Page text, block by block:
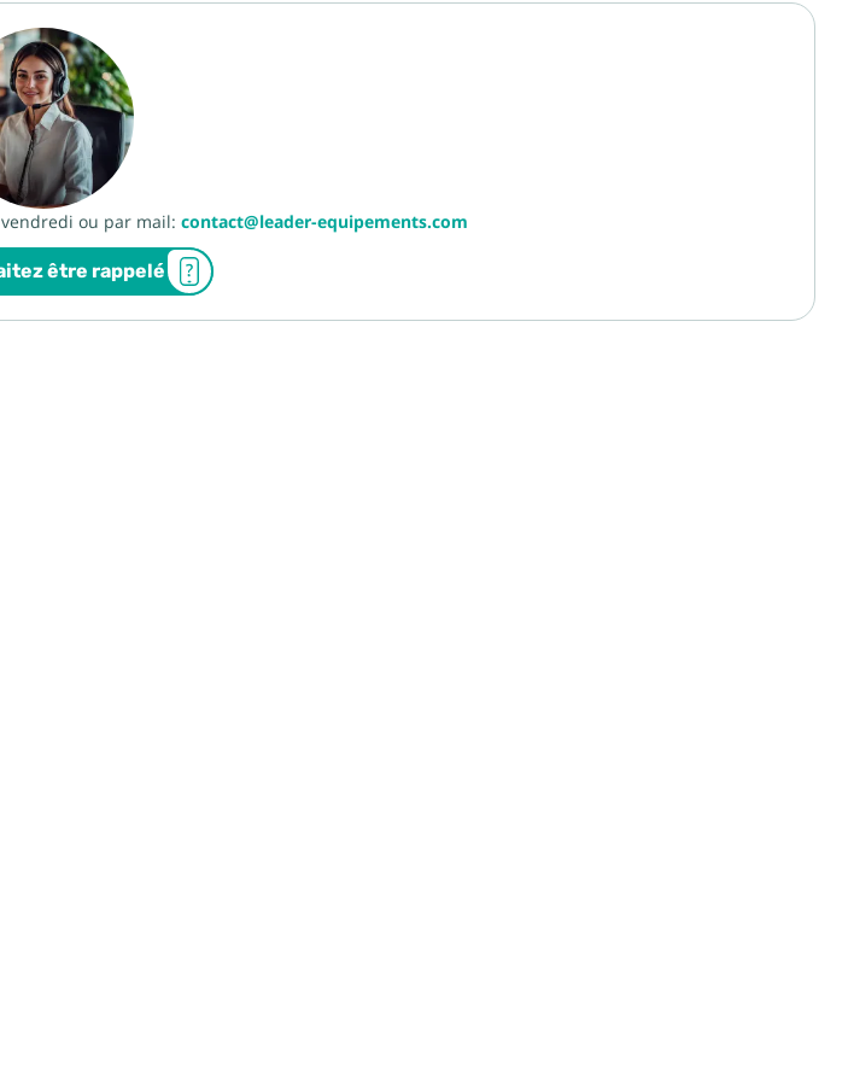
ou par mail: contact@leader-equipements.com
être rappelé